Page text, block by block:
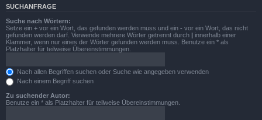
SUCHANFRAGE
Suche nach Wörtern:
Setze ein + vor ein Wort, das gefunden werden muss und ein - vor ein Wort, das nicht
gefunden werden darf. Verwende mehrere Wörter getrennt durch | innerhalb einer
Klammer, wenn nur eines der Wörter gefunden werden muss. Benutze ein * als
Platzhalter für teilweise Übereinstimmungen.
Nach allen Begriffen suchen oder Suche wie angegeben verwenden
Nach einem Begriff suchen
Zu suchender Autor:
Benutze ein * als Platzhalter für teilweise Übereinstimmungen.